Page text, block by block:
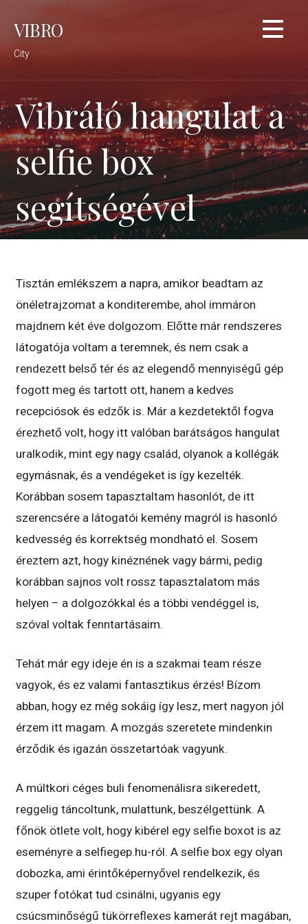
VIBRO
City
Vibráló hangulat a
selfie box
segítségével
Tisztán emlékszem a napra, amikor beadtam az
önéletrajzomat a konditerembe, ahol immáron
majdnem két éve dolgozom. Előtte már rendszeres
látogatója voltam a teremnek, és nem csak a
rendezett belső tér és az elegendő mennyiségű gép
fogott meg és tartott ott, hanem a kedves
recepciósok és edzők is. Már a kezdetektől fogva
érezhető volt, hogy itt valóban barátságos hangulat
uralkodik, mint egy nagy család, olyanok a kollégák
egymásnak, és a vendégeket is így kezelték.
Korábban sosem tapasztaltam hasonlót, de itt
szerencsére a látogatói kemény magról is hasonló
kedvesség és korrektség mondható el. Sosem
éreztem azt, hogy kinéznének vagy bármi, pedig
korábban sajnos volt rossz tapasztalatom más
helyen – a dolgozókkal és a többi vendéggel is,
szóval voltak fenntartásaim.
Tehát már egy ideje én is a szakmai team része
vagyok, és ez valami fantasztikus érzés! Bízom
abban, hogy ez még sokáig így lesz, mert nagyon jól
érzem itt magam. A mozgás szeretete mindenkin
érződik és igazán összetartóak vagyunk.
A múltkori céges buli fenomenálisra sikeredett,
reggelig táncoltunk, mulattunk, beszélgettünk. A
főnök ötlete volt, hogy kibérel egy selfie boxot is az
eseményre a selfiegep.hu-ról. A selfie box egy olyan
dobozka, ami érintőképernyővel rendelkezik, és
szuper fotókat tud csinálni, ugyanis egy
csúcsminőségű tükörreflexes kamerát rejt magában,